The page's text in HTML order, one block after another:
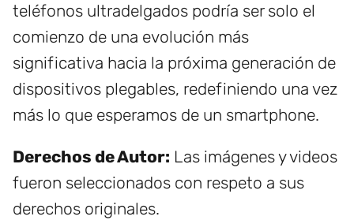
teléfonos ultradelgados podría ser solo el
comienzo de una evolución más
significativa hacia la próxima generación de
dispositivos plegables, redefiniendo una vez
más lo que esperamos de un smartphone.
Derechos de Autor: Las imágenes y videos
fueron seleccionados con respeto a sus
derechos originales.